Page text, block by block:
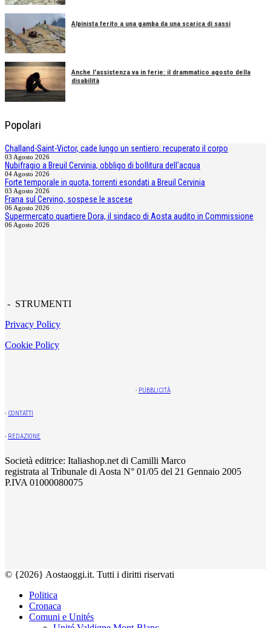
Alpinista ferito a una gamba da una scarica di sassi
Anche l'assistenza va in ferie: il drammatico agosto della
disabilità
Popolari
Challand-Saint-Victor, cade lungo un sentiero: recuperato il corpo
03 Agosto 2026
Nubifragio a Breuil Cervinia, obbligo di bollitura dell'acqua
04 Agosto 2026
Forte temporale in quota, torrenti esondati a Breuil Cervinia
03 Agosto 2026
Frana sul Cervino, sospese le ascese
06 Agosto 2026
Supermercato quartiere Dora, il sindaco di Aosta audito in Commissione
06 Agosto 2026
- STRUMENTI
Privacy Policy
Cookie Policy
- PUBBLICITÀ
- CONTATTI
- REDAZIONE
Società editrice: Italiashop.net di Camilli Marco
registrata al Tribunale di Aosta N° 01/05 del 21 Gennaio 2005
P.IVA 01000080075
© {2026} Aostaoggi.it. Tutti i diritti riservati
Politica
Cronaca
Comuni e Unités